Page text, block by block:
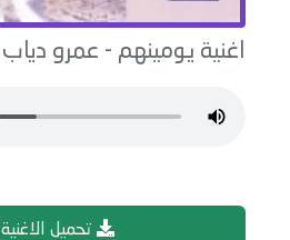
اغنية يومينهم - عمرو دياب
تحميل الاغنية